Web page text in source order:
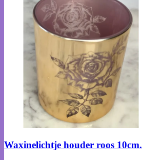
Waxinelichtje houder roos 10cm.